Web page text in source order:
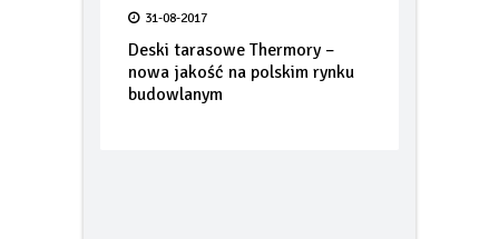
31-08-2017
Deski tarasowe Thermory –
nowa jakość na polskim rynku